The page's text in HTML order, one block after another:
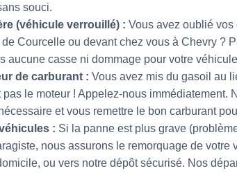
souci.
(véhicule verrouillé) : Vous avez oublié
Courcelle ou devant chez vous à Chevry ?
aucune casse ni dommage pour votre
de carburant : Vous avez mis du gasoil au
pas le moteur ! Appelez-nous
et vous remettre le bon carburant
: Si la panne est plus grave
nous assurons le remorquage de
ou vers notre dépôt sécurisé. Nos